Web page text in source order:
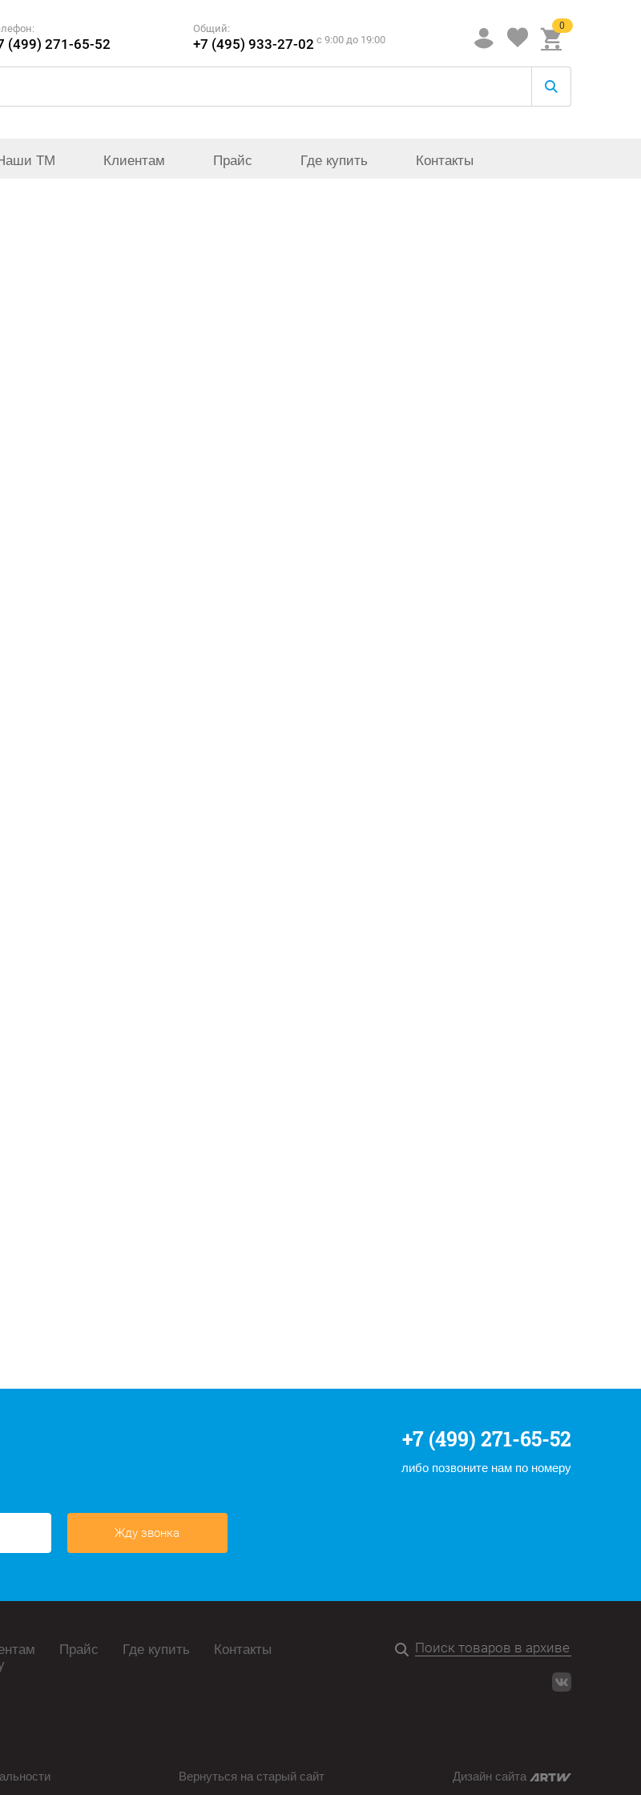
(499) 271-65-52
Общий:
+7 (495) 933-27-02 c 9:00 до 19:00
0
ТМ Клиентам Прайс Где купить Контакты
+7 (499) 271-65-52
либо позвоните нам по номеру
Жду звонка
Прайс Где купить Контакты
Вернуться на старый сайт Дизайн сайта